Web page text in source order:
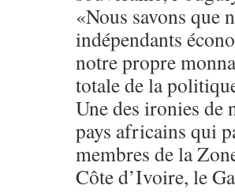
«Nous savons que
indépendants
notre propre
totale de la
Une des ironies de
pays africains qui
membres de la
Côte d’Ivoire, le